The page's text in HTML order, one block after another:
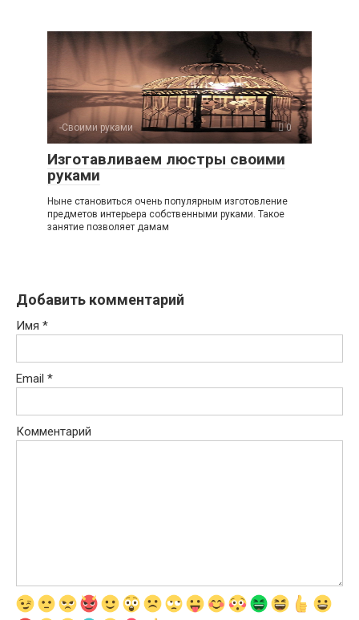
-Своими руками 0
Изготавливаем люстры своими
руками
Ныне становиться очень популярным изготовление
предметов интерьера собственными руками. Такое
занятие позволяет дамам
Добавить комментарий
Имя *
Email *
Комментарий